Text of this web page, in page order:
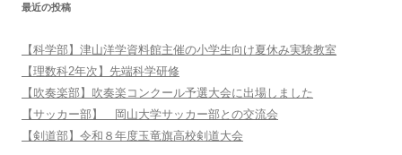
最近の投稿
【科学部】津山洋学資料館主催の小学生向け夏休み実験教室
【理数科2年次】先端科学研修
【吹奏楽部】吹奏楽コンクール予選大会に出場しました
【サッカー部】 岡山大学サッカー部との交流会
【剣道部】令和８年度玉竜旗高校剣道大会